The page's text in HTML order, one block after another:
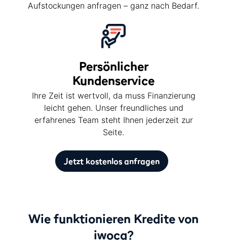
Aufstockungen anfragen – ganz nach Bedarf.
Persönlicher
Kundenservice
Ihre Zeit ist wertvoll, da muss Finanzierung
leicht gehen. Unser freundliches und
erfahrenes Team steht Ihnen jederzeit zur
Seite.
Jetzt kostenlos anfragen
Wie funktionieren Kredite von
iwoca?